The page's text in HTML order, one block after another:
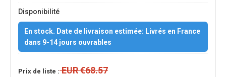
Disponibilité
En stock. Date de livraison estimée: Livrés en France
dans 9-14 jours ouvrables
Prix de liste :EUR €68.57